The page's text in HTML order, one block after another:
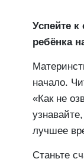
Успейте
ребёнка
начало.
«Как не
лучшее
Станьте